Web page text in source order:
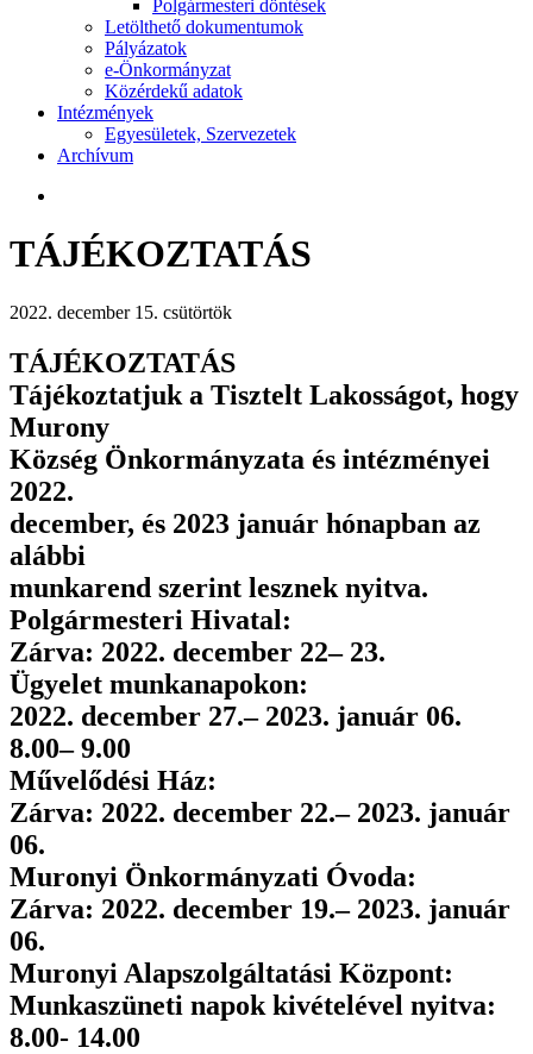
Polgármesteri döntések
Letölthető dokumentumok
Pályázatok
e-Önkormányzat
Közérdekű adatok
Intézmények
Egyesületek, Szervezetek
Archívum
TÁJÉKOZTATÁS
2022. december 15. csütörtök
TÁJÉKOZTATÁS
Tájékoztatjuk a Tisztelt Lakosságot, hogy
Murony
Község Önkormányzata és intézményei
2022.
december, és 2023 január hónapban az
alábbi
munkarend szerint lesznek nyitva.
Polgármesteri Hivatal:
Zárva: 2022. december 22– 23.
Ügyelet munkanapokon:
2022. december 27.– 2023. január 06.
8.00–9.00
Művelődési Ház:
Zárva: 2022. december 22.– 2023. január
06.
Muronyi Önkormányzati Óvoda:
Zárva: 2022. december 19.– 2023. január
06.
Muronyi Alapszolgáltatási Központ:
Munkaszüneti napok kivételével nyitva:
8.00- 14.00